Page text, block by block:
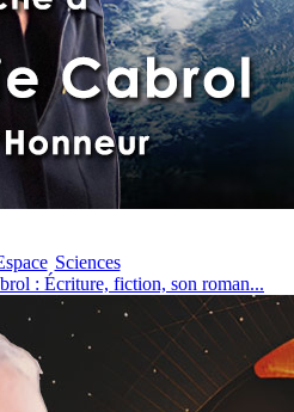
Sciences
: Écriture, fiction, son roman...